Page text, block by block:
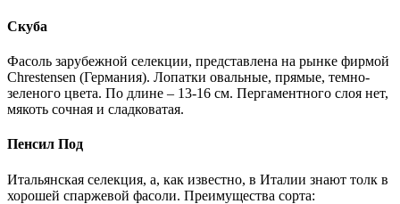
Скуба
Фасоль зарубежной селекции, представлена на рынке фирмой
Chrestensen (Германия). Лопатки овальные, прямые, темно-
зеленого цвета. По длине – 13-16 см. Пергаментного слоя нет,
мякоть сочная и сладковатая.
Пенсил Под
Итальянская селекция, а, как известно, в Италии знают толк в
хорошей спаржевой фасоли. Преимущества сорта: